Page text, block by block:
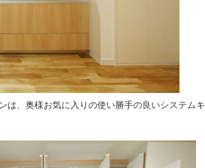
は、奥様お気に入りの使い勝手の良いシステムキ